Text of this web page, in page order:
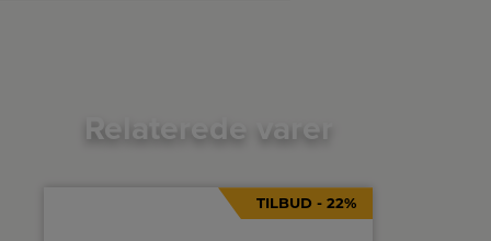
Relaterede varer
TILBUD - 22%